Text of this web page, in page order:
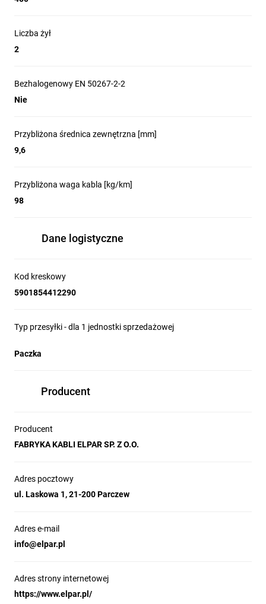
Liczba żył
2
Bezhalogenowy EN 50267-2-2
Nie
Przybliżona średnica zewnętrzna [mm]
9,6
Przybliżona waga kabla [kg/km]
98
Dane logistyczne
Kod kreskowy
5901854412290
Typ przesyłki - dla 1 jednostki sprzedażowej
Paczka
Producent
Producent
FABRYKA KABLI ELPAR SP. Z O.O.
Adres pocztowy
ul. Laskowa 1, 21-200 Parczew
Adres e-mail
info@elpar.pl
Adres strony internetowej
https://www.elpar.pl/